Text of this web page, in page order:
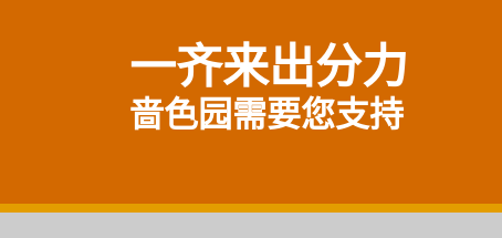
一齐来出分力
啬色园需要您支持